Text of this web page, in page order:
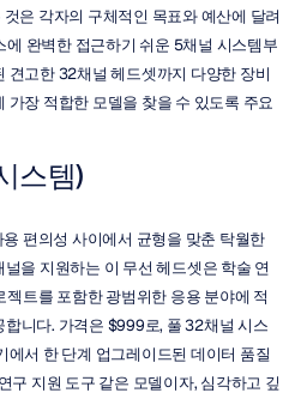
은 각자의 구체적인 목표와 예산에 달려
완벽한 접근하기 쉬운 5채널 시스템부
견고한 32채널 헤드셋까지 다양한 장비
가장 적합한 모델을 찾을 수 있도록 주요
스템)
편의성 사이에서 균형을 맞춘 탁월한
을 지원하는 이 무선 헤드셋은 학술 연
트를 포함한 광범위한 응용 분야에 적
니다. 가격은 $999로, 풀 32채널 시스
에서 한 단계 업그레이드된 데이터 품질
구 지원 도구 같은 모델이자, 심각하고 깊